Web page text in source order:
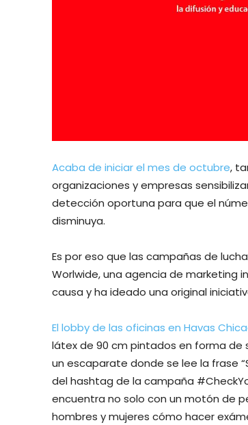
Acaba de iniciar el mes de octubre,
organizaciones y empresas
detección oportuna para que el
disminuya.
Es por eso que las campañas de
Worlwide, una agencia de marketing
causa y ha ideado una original
El lobby de las oficinas en Havas
látex de 90 cm pintados en forma de
un escaparate donde se lee la frase
del hashtag de la campaña
encuentra no solo con un motón de
hombres y mujeres cómo hacer